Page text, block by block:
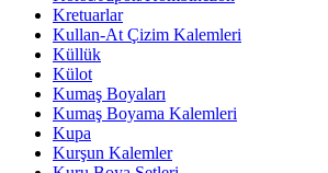
Kretuarlar
Kullan-At Çizim Kalemleri
Küllük
Külot
Kumaş Boyaları
Kumaş Boyama Kalemleri
Kupa
Kurşun Kalemler